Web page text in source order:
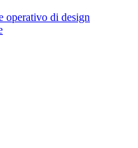
operativo di design